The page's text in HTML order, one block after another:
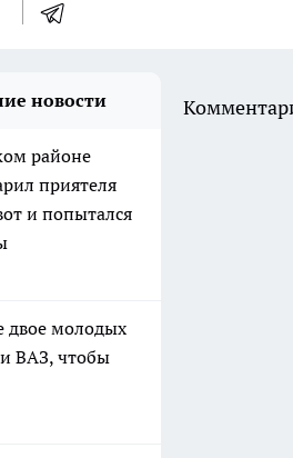
новости
районе
приятеля
и попытался
двое молодых
ВАЗ, чтобы